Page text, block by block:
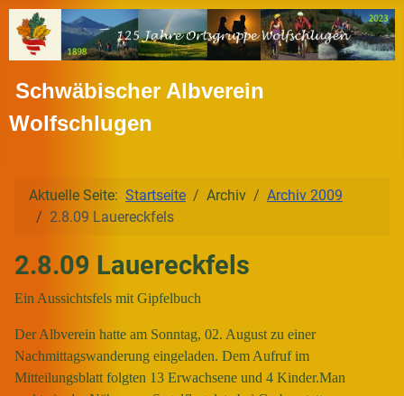
Schwäbischer Albverein
Wolfschlugen
Aktuelle Seite: Startseite Archiv
Archiv 2009
2.8.09 Lauereckfels
2.8.09 Lauereckfels
Ein Aussichtsfels mit Gipfelbuch
Der Albverein hatte am Sonntag, 02. August zu einer
Nachmittagswanderung eingeladen. Dem Aufruf im
Mitteilungsblatt folgten 13 Erwachsene und 4 Kinder.Man